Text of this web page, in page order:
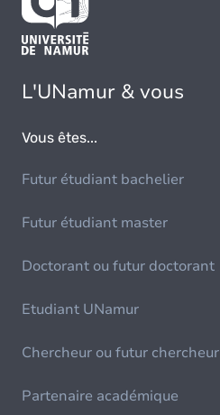
L'UNamur & vous
Vous êtes...
Futur étudiant bachelier
Futur étudiant master
Doctorant ou futur doctorant
Etudiant UNamur
Chercheur ou futur chercheur
Partenaire académique